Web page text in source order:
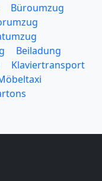
Büroumzug
Beiladung
Klaviertransport